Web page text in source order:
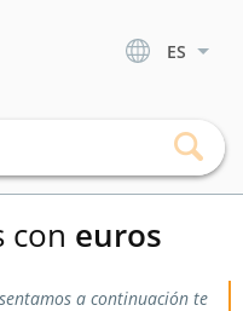
ES
con euros
a continuación te